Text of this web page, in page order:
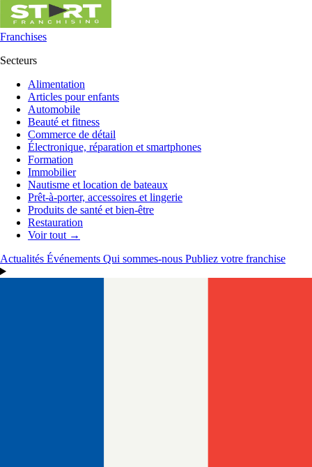
Franchises
Secteurs
Alimentation
Articles pour enfants
Automobile
Beauté et fitness
Commerce de détail
Électronique, réparation et smartphones
Formation
Immobilier
Nautisme et location de bateaux
Prêt-à-porter, accessoires et lingerie
Produits de santé et bien-être
Restauration
Voir tout →
Actualités Événements Qui sommes-nous Publiez votre franchise